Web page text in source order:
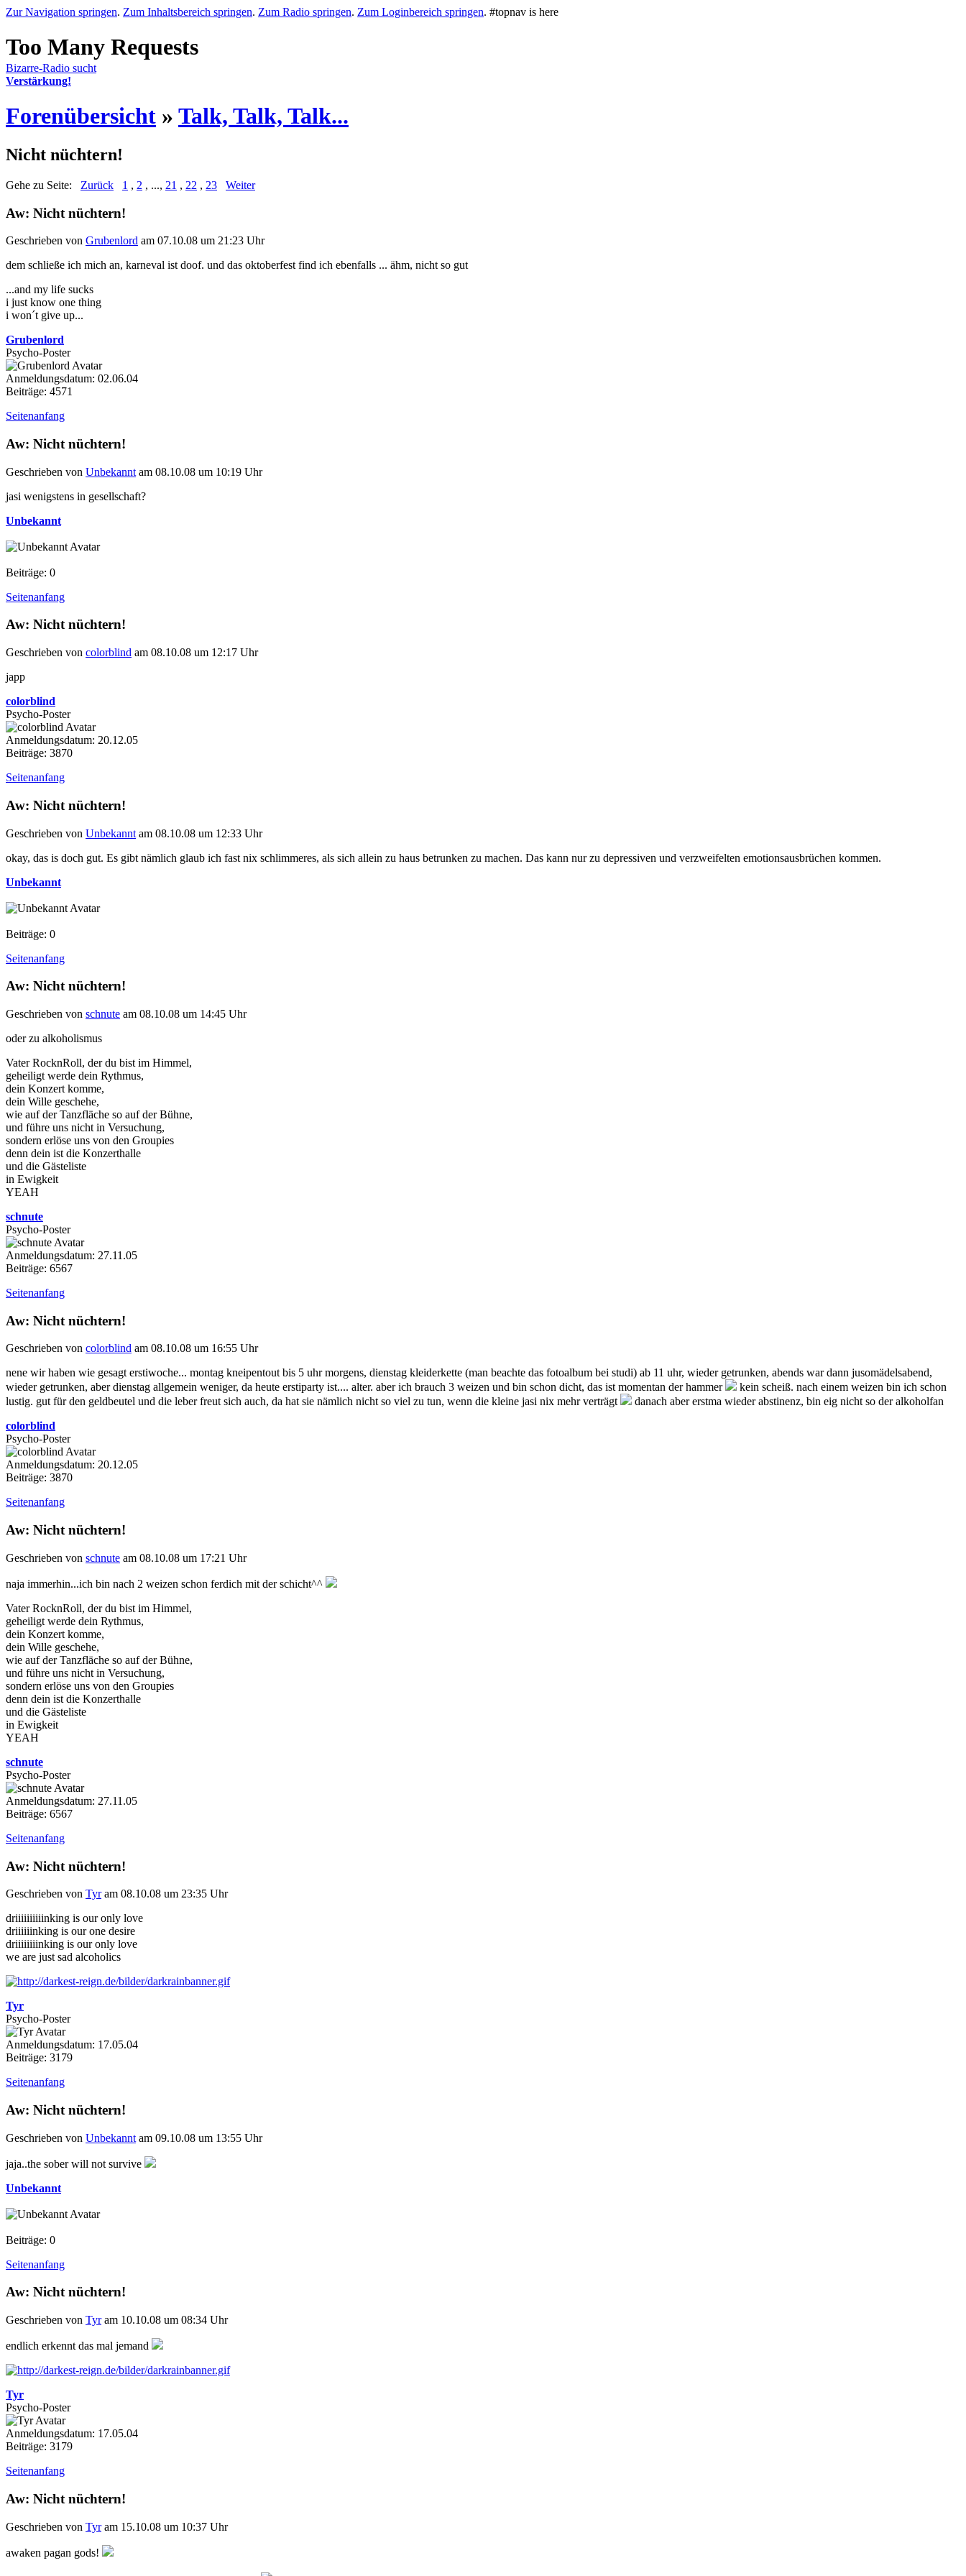
Zur Navigation springen. Zum Inhaltsbereich springen. Zum Radio springen. Zum Loginbereich springen. #topnav is here
Bizarre-Radio sucht
Verstärkung!
Forenübersicht » Talk, Talk, Talk...
Nicht nüchtern!
Gehe zu Seite: Zurück 1 , 2 , ..., 21 , 22 , 23 Weiter
Aw: Nicht nüchtern!
Geschrieben von Grubenlord am 07.10.08 um 21:23 Uhr
dem schließe ich mich an, karneval ist doof. und das oktoberfest find ich ebenfalls ... ähm, nicht so gut
...and my life sucks
i just know one thing
i won´t give up...
Grubenlord
Psycho-Poster
Anmeldungsdatum: 02.06.04
Beiträge: 4571
Seitenanfang
Aw: Nicht nüchtern!
Geschrieben von Unbekannt am 08.10.08 um 10:19 Uhr
jasi wenigstens in gesellschaft?
Unbekannt
Beiträge: 0
Seitenanfang
Aw: Nicht nüchtern!
Geschrieben von colorblind am 08.10.08 um 12:17 Uhr
japp
colorblind
Psycho-Poster
Anmeldungsdatum: 20.12.05
Beiträge: 3870
Seitenanfang
Aw: Nicht nüchtern!
Geschrieben von Unbekannt am 08.10.08 um 12:33 Uhr
okay, das is doch gut. Es gibt nämlich glaub ich fast nix schlimmeres, als sich allein zu haus betrunken zu machen. Das kann nur zu depressiven und verzweifelten emotionsausbrüchen kommen.
Unbekannt
Beiträge: 0
Seitenanfang
Aw: Nicht nüchtern!
Geschrieben von schnute am 08.10.08 um 14:45 Uhr
oder zu alkoholismus
Vater RocknRoll, der du bist im Himmel,
geheiligt werde dein Rythmus,
dein Konzert komme,
dein Wille geschehe,
wie auf der Tanzfläche so auf der Bühne,
und führe uns nicht in Versuchung,
sondern erlöse uns von den Groupies
denn dein ist die Konzerthalle
und die Gästeliste
in Ewigkeit
YEAH
schnute
Psycho-Poster
Anmeldungsdatum: 27.11.05
Beiträge: 6567
Seitenanfang
Aw: Nicht nüchtern!
Geschrieben von colorblind am 08.10.08 um 16:55 Uhr
nene wir haben wie gesagt erstiwoche... montag kneipentout bis 5 uhr morgens, dienstag kleiderkette (man beachte das fotoalbum bei studi) ab 11 uhr, wieder getrunken, abends war dann jusomädelsabend,
wieder getrunken, aber dienstag allgemein weniger, da heute erstiparty ist.... alter. aber ich brauch 3 weizen und bin schon dicht, das ist momentan der hammer
kein scheiß. nach einem weizen bin ich schon
lustig. gut für den geldbeutel und die leber freut sich auch, da hat sie nämlich nicht so viel zu tun, wenn die kleine jasi nix mehr verträgt
danach aber erstma wieder abstinenz, bin eig nicht so der alkoholfan
colorblind
Psycho-Poster
Anmeldungsdatum: 20.12.05
Beiträge: 3870
Seitenanfang
Aw: Nicht nüchtern!
Geschrieben von schnute am 08.10.08 um 17:21 Uhr
naja immerhin...ich bin nach 2 weizen schon ferdich mit der schicht^^
Vater RocknRoll, der du bist im Himmel,
geheiligt werde dein Rythmus,
dein Konzert komme,
dein Wille geschehe,
wie auf der Tanzfläche so auf der Bühne,
und führe uns nicht in Versuchung,
sondern erlöse uns von den Groupies
denn dein ist die Konzerthalle
und die Gästeliste
in Ewigkeit
YEAH
schnute
Psycho-Poster
Anmeldungsdatum: 27.11.05
Beiträge: 6567
Seitenanfang
Aw: Nicht nüchtern!
Geschrieben von Tyram 08.10.08 um 23:35 Uhr
driiiiiiiiiinking is our only love
driiiiiinking is our one desire
driiiiiiiinking is our only love
we are just sad alcoholics
Tyr
Psycho-Poster
Anmeldungsdatum: 17.05.04
Beiträge: 3179
Seitenanfang
Aw: Nicht nüchtern!
Geschrieben von Unbekannt am 09.10.08 um 13:55 Uhr
jaja..the sober will not survive
Unbekannt
Beiträge: 0
Seitenanfang
Aw: Nicht nüchtern!
Geschrieben von Tyram 10.10.08 um 08:34 Uhr
endlich erkennt das mal jemand
Tyr
Psycho-Poster
Anmeldungsdatum: 17.05.04
Beiträge: 3179
Seitenanfang
Aw: Nicht nüchtern!
Geschrieben von Tyram 15.10.08 um 10:37 Uhr
awaken pagan gods!